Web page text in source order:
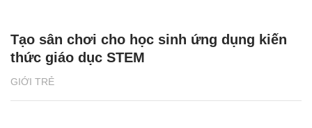
GIỚI TRẺ
Tạo sân chơi cho học sinh ứng dụng kiến
thức giáo dục STEM